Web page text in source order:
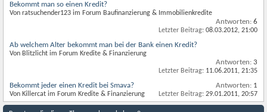
Bekommt man so einen Kredit?
Von ratsuchender123 im Forum Baufinanzierung & Immobilienkredite
Antworten: 6
Letzter Beitrag: 08.03.2012, 21:00
Ab welchem Alter bekommt man bei der Bank einen Kredit?
Von Blitzlicht im Forum Kredite & Finanzierung
Antworten: 3
Letzter Beitrag: 11.06.2011, 21:35
Bekommt jeder einen Kredit bei Smava?
Von Killercat im Forum Kredite & Finanzierung
Antworten: 1
Letzter Beitrag: 29.01.2011, 20:57